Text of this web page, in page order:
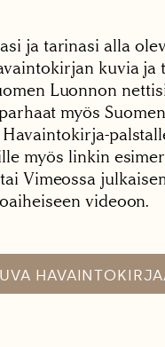
ja tarinasi alla
kuvia ja
Luonnon
myös
myös linkin
Vimeossa
videoon.